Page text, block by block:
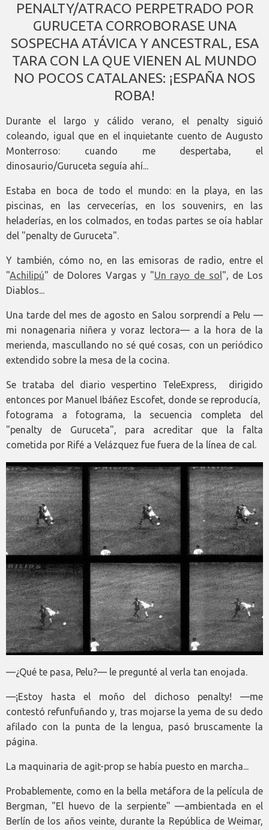
PENALTY/ATRACO PERPETRADO POR
GURUCETA CORROBORASE UNA
SOSPECHA ATÁVICA Y ANCESTRAL, ESA
TARA CON LA QUE VIENEN AL MUNDO
NO POCOS CATALANES: ¡ESPAÑA NOS
ROBA!
Durante el largo y cálido verano, el penalty siguió
coleando, igual que en el inquietante cuento de Augusto
Monterroso: cuando me despertaba, el
dinosaurio/Guruceta seguía ahí...
Estaba en boca de todo el mundo: en la playa, en las
piscinas, en las cervecerías, en los souvenirs, en las
heladerías, en los colmados, en todas partes se oía hablar
del "penalty de Guruceta".
Y también, cómo no, en las emisoras de radio, entre el
"Achilipú" de Dolores Vargas y "Un rayo de sol", de Los
Diablos...
Una tarde del mes de agosto en Salou sorprendí a Pelu —
mi nonagenaria niñera y voraz lectora— a la hora de la
merienda, mascullando no sé qué cosas, con un periódico
extendido sobre la mesa de la cocina.
Se trataba del diario vespertino TeleExpress, dirigido
entonces por Manuel Ibáñez Escofet, donde se reproducía,
fotograma a fotograma, la secuencia completa del
"penalty de Guruceta", para acreditar que la falta
cometida por Rifé a Velázquez fue fuera de la línea de cal.
—¿Qué te pasa, Pelu?— le pregunté al verla tan enojada.
—¡Estoy hasta el moño del dichoso penalty! —me
contestó refunfuñando y, tras mojarse la yema de su dedo
afilado con la punta de la lengua, pasó bruscamente la
página.
La maquinaria de agit-prop se había puesto en marcha...
Probablemente, como en la bella metáfora de la película de
Bergman, "El huevo de la serpiente" —ambientada en el
Berlín de los años veinte, durante la República de Weimar,